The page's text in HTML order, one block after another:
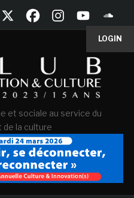
LOGIN
et sociale au service du
de la culture